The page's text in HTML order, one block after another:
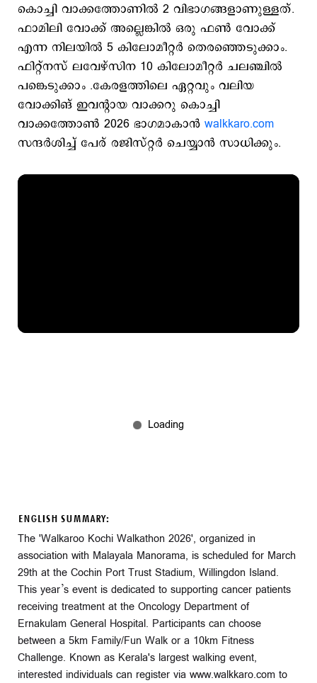
കൊച്ചി വാക്കത്തോണിൽ 2 വിഭാഗങ്ങളാണുള്ളത്.
ഫാമിലി വോക്ക് അല്ലെങ്കിൽ ഒരു ഫൺ വോക്ക്
എന്ന നിലയിൽ 5 കിലോമീറ്റർ തെരഞ്ഞെടുക്കാം.
ഫിറ്റ്നസ് ലവേഴ്‌സിന 10 കിലോമീറ്റർ ചലഞ്ചിൽ
പങ്കെടുക്കാം .കേരളത്തിലെ ഏറ്റവും വലിയ
വോക്കിങ് ഇവന്‍റായ വാക്കറു കൊച്ചി
വാക്കത്തോൺ 2026 ഭാഗമാകാൻ walkkaro.com
സന്ദർശിച്ച് പേര് രജിസ്റ്റർ ചെയ്യാൻ സാധിക്കും.
ENGLISH SUMMARY:
The 'Walkaroo Kochi Walkathon 2026', organized in
association with Malayala Manorama, is scheduled for March
29th at the Cochin Port Trust Stadium, Willingdon Island.
This year’s event is dedicated to supporting cancer patients
receiving treatment at the Oncology Department of
Ernakulam General Hospital. Participants can choose
between a 5km Family/Fun Walk or a 10km Fitness
Challenge. Known as Kerala's largest walking event,
interested individuals can register via www.walkkaro.com to